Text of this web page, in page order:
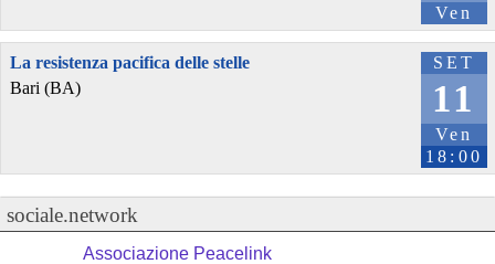
Ven
SET
11
Ven
18:00
La resistenza pacifica delle stelle
Bari (BA)
sociale.network
Associazione Peacelink